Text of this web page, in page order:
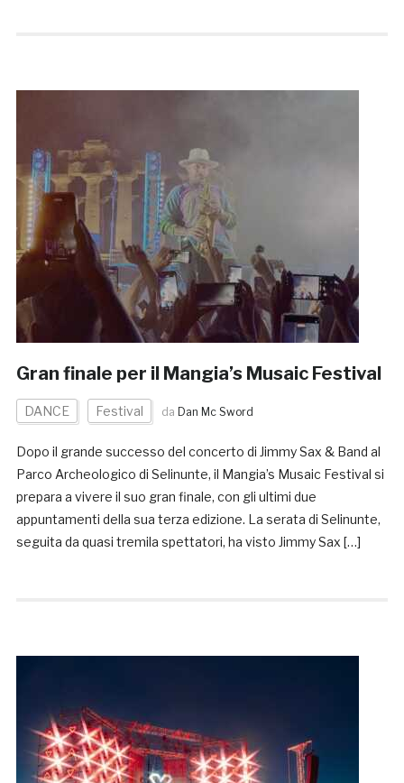
Gran finale per il Mangia’s Musaic Festival
DANCE Festival da Dan Mc Sword
Dopo il grande successo del concerto di Jimmy Sax & Band al
Parco Archeologico di Selinunte, il Mangia’s Musaic Festival si
prepara a vivere il suo gran finale, con gli ultimi due
appuntamenti della sua terza edizione. La serata di Selinunte,
seguita da quasi tremila spettatori, ha visto Jimmy Sax […]